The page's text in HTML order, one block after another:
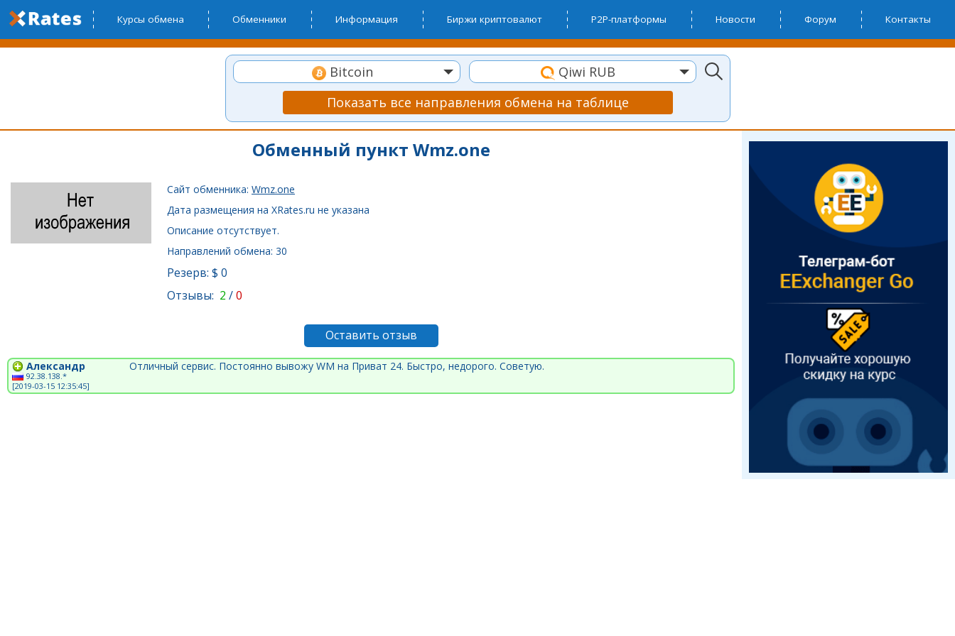
Курсы обмена Обменники Информация Биржи криптовалют P2P-платформы Новости Форум Контакты
Bitcoin
Qiwi RUB
Показать все направления обмена на таблице
Обменный пункт Wmz.one
Сайт обменника: Wmz.one
Дата размещения на XRates.ru не указана
Описание отсутствует.
Направлений обмена: 30
Резерв: $ 0
Отзывы: 2 /0
Оставить отзыв
Александр
92.38.138.*
[2019-03-15 12:35:45]
Отличный сервис. Постоянно вывожу WM на Приват 24. Быстро, недорого. Советую.